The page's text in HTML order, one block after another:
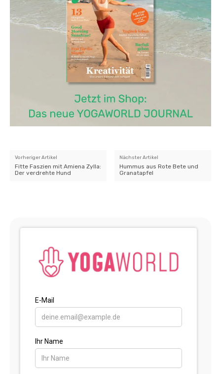
Vorheriger Artikel
Fitte Faszien mit Amiena Zylla:
Der verdrehte Hund
Nächster Artikel
Hummus aus Rote Bete und
Granatapfel